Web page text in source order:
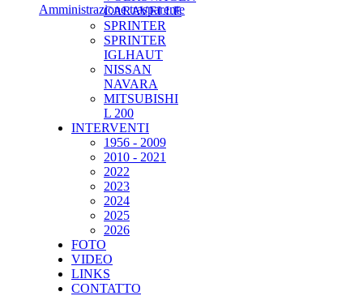
CARAVELLE
SPRINTER
SPRINTER
IGLHAUT
NISSAN
NAVARA
MITSUBISHI
L 200
INTERVENTI
1956 - 2009
2010 - 2021
2022
2023
2024
2025
2026
FOTO
VIDEO
LINKS
CONTATTO
Amministrazione trasparente